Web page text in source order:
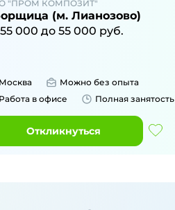
"ПРОМ КОМПОЗИТ"
(м. Лианозово)
55 000 до 55 000 руб.
Москва
Можно без опыта
Работа в офисе
Полная занятость
Откликнуться